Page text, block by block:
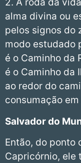
2. A roda da
alma divina ou
pelos signos do
modo estudado
é o Caminho da
é o Caminho da
ao redor do
consumação em
Salvador do
Então, do ponto
Capricórnio, ele